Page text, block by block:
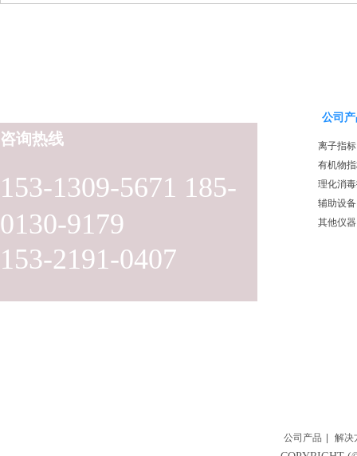
153-1309-5671 185-
0130-9179
153-2191-0407
咨询热线
公司
离子指标
有机物
理化消
辅助设备
其他仪器
公司产品 解决